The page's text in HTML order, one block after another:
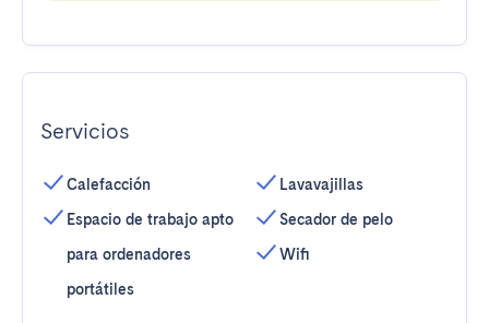
Servicios
Calefacción
Espacio de trabajo apto
para ordenadores
portátiles
Lavavajillas
Secador de pelo
Wifi